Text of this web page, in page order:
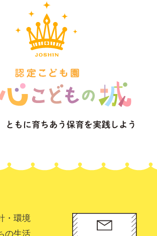
・環境
の生活